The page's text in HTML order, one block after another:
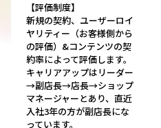
【評価制度】
新規の契約、ユーザーロイ
ヤリティー（お客様側から
の評価）&コンテンツの契
約率によって評価します。
キャリアアップはリーダー
→副店長→店長→ショップ
マネージャーとあり、直近
入社3年の方が副店長にな
っています。